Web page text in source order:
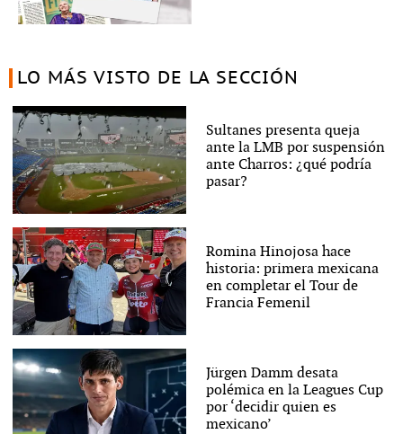
LO MÁS VISTO DE LA SECCIÓN
Sultanes presenta queja
ante la LMB por suspensión
ante Charros: ¿qué podría
pasar?
Romina Hinojosa hace
historia: primera mexicana
en completar el Tour de
Francia Femenil
Jürgen Damm desata
polémica en la Leagues Cup
por ‘decidir quien es
mexicano’